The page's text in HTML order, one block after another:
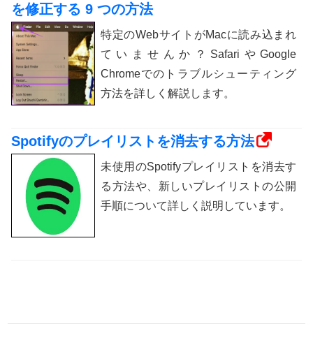
を修正する 9 つの方法
特定のWebサイトがMacに読み込まれ
ていませんか？SafariやGoogle
Chromeでのトラブルシューティング
方法を詳しく解説します。
Spotifyのプレイリストを消去する方法
未使用のSpotifyプレイリストを消去す
る方法や、新しいプレイリストの公開
手順について詳しく説明しています。